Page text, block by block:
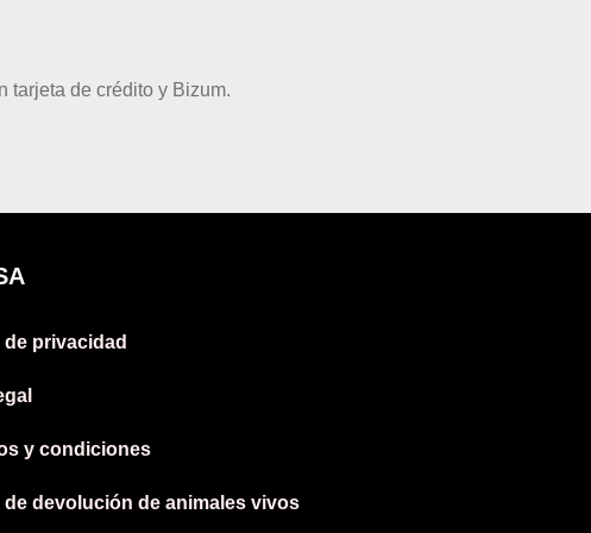
tarjeta de crédito y Bizum.
de privacidad
y condiciones
de devolución de animales vivos